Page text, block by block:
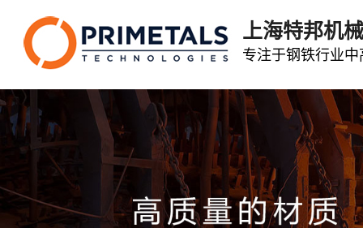
上海特邦机
专注于钢铁行业